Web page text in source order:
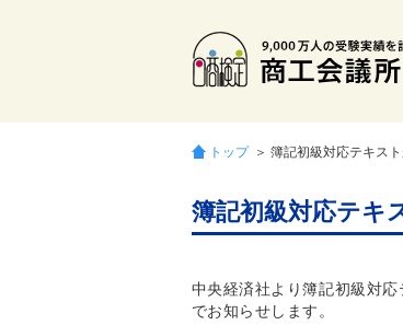
トップ ＞ 簿記初級対応テキス
簿記初級対応テキ
中央経済社より簿記初級対
でお知らせします。